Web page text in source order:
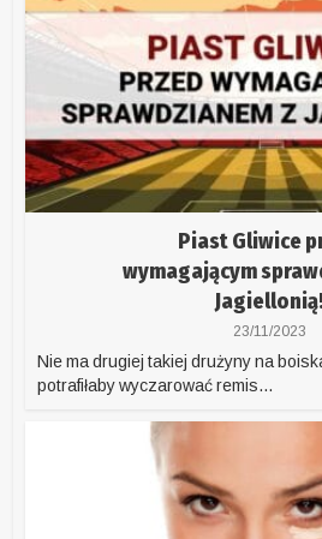
Piast Gliwice
wymagającym
23/11/2023
Nie ma drugiej takiej drużyny na
potrafiłaby wyczarować remis...